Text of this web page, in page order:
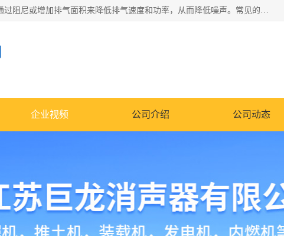
消音器主要用于降低机械设备或枪械等产生的噪声。它通过阻尼或增加排气面积来降低排气速度和功率，从而降低噪声。常见的消音器类型包括阻性消声器、抗性消声器、共振消声器以及阻抗复合式消声器等。这些消音器各有特点，适用于不同频率的噪声消除。
企业视频 公司介绍 公司动态